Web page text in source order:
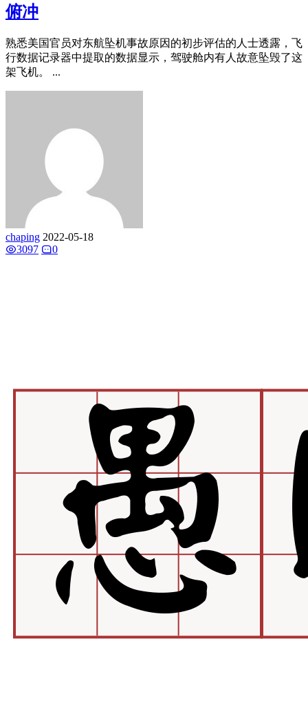
俯冲
熟悉美国官员对东航坠机事故原因的初步评估的人士透露，飞
行数据记录器中提取的数据显示，驾驶舱内有人故意坠毁了这
架飞机。 ...
chaping 2022-05-18
3097
0